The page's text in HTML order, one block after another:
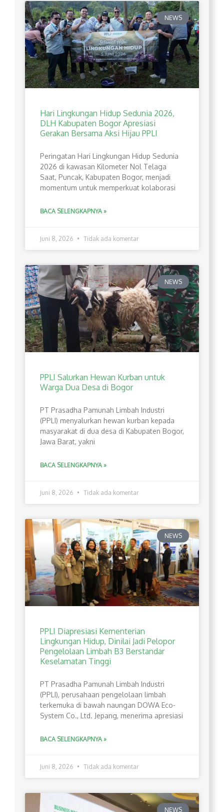
NEWS
Hari Lingkungan Hidup Sedunia 2026,
DLH Kabupaten Bogor Apresiasi
Gerakan Bersama Aksi Hijau PPLI
Peringatan Hari Lingkungan Hidup Sedunia
2026 di kawasan Kilometer Nol Telaga
Saat, Puncak, Kabupaten Bogor, menjadi
momentum untuk memperkuat kolaborasi
BACA SELENGKAPNYA »
Juni 8, 2026 Tidak ada komentar
NEWS
PPLI Salurkan Hewan Kurban untuk
Warga Dua Desa di Bogor
PT Prasadha Pamunah Limbah Industri
(PPLI) menyalurkan hewan kurban kepada
masyarakat di dua desa di Kabupaten Bogor,
Jawa Barat, yakni
BACA SELENGKAPNYA »
Juni 8, 2026 Tidak ada komentar
NEWS
PPLI Diapresiasi Kementerian
Lingkungan Hidup, Dinilai Jadi Pelopor
Pengelolaan Limbah B3 Berstandar
Keselamatan Tinggi
PT Prasadha Pamunah Limbah Industri
(PPLI), perusahaan pengelolaan limbah
terkemuka di bawah naungan DOWA Eco-
System Co., Ltd. Jepang, menerima apresiasi
BACA SELENGKAPNYA »
Juni 8, 2026 Tidak ada komentar
NEWS